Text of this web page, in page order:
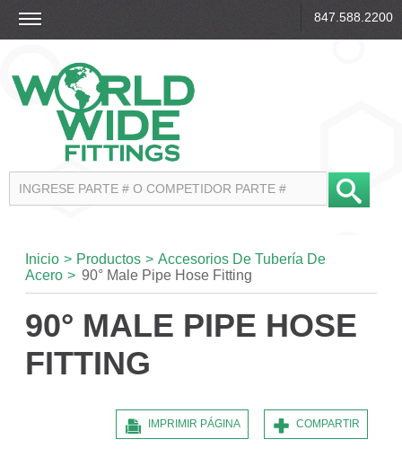
847.588.2200
Inicio > Productos > Accesorios De Tubería De
Acero > 90° Male Pipe Hose Fitting
90° MALE PIPE HOSE
FITTING
COMPARTIR
IMPRIMIR PÁGINA